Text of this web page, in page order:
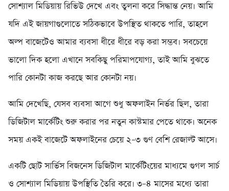
সোশ্যাল মিডিয়ায় রিভিউ দেখে এবং তুলনা করে সিদ্ধান্ত নেয়। আমি
যদি এই জায়গাগুলোতে সঠিকভাবে উপস্থিত থাকতে পারি, তাহলে
অল্প বাজেটেও আমার ব্যবসা ধীরে ধীরে বড় করা সম্ভব। সবচেয়ে
ভালো দিক হলো এখানে সবকিছু পরিমাপযোগ্য, তাই আমি বুঝতে
পারি কোনটা কাজ করছে আর কোনটা নয়।
আমি দেখেছি, যেসব ব্যবসা আগে শুধু অফলাইন নির্ভর ছিল, তারা
ডিজিটাল মার্কেটিং শুরু করার পর নতুন কাস্টমার পেতে থাকে। অনেক
সময় একই বাজেটে অফলাইনের চেয়ে ২–৩ গুণ বেশি রেজাল্ট আসে।
একটি ছোট সার্ভিস বিজনেস ডিজিটাল মার্কেটিংয়ের মাধ্যমে গুগল সার্চ
ও সোশ্যাল মিডিয়ায় উপস্থিতি তৈরি করে। ৩–৪ মাসের মধ্যে তারা